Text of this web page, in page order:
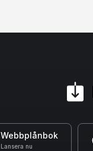
Webbplånbok
Lansera nu